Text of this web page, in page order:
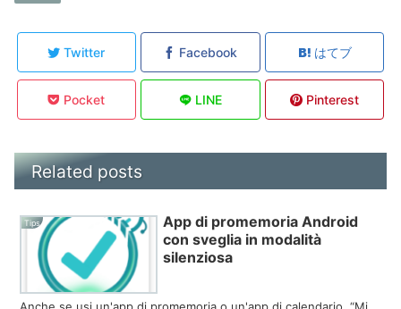
Twitter Facebook はてブ
Pocket LINE Pinterest
Related posts
Tips
App di promemoria Android
con sveglia in modalità
silenziosa